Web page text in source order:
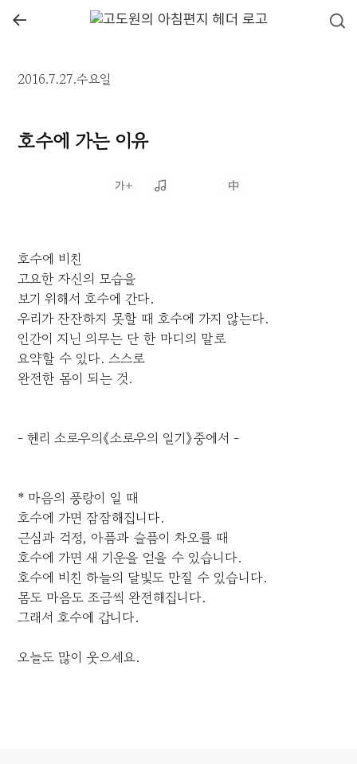
←
2016.7.27.수요일
호수에 가는 이유
호수에 비친
고요한 자신의 모습을
보기 위해서 호수에 간다.
우리가 잔잔하지 못할 때 호수에 가지 않는다.
인간이 지닌 의무는 단 한 마디의 말로
요약할 수 있다. 스스로
완전한 몸이 되는 것.
- 헨리 소로우의《소로우의 일기》중에서 -
* 마음의 풍랑이 일 때
호수에 가면 잠잠해집니다.
근심과 걱정, 아픔과 슬픔이 차오를 때
호수에 가면 새 기운을 얻을 수 있습니다.
호수에 비친 하늘의 달빛도 만질 수 있습니다.
몸도 마음도 조금씩 완전해집니다.
그래서 호수에 갑니다.
오늘도 많이 웃으세요.